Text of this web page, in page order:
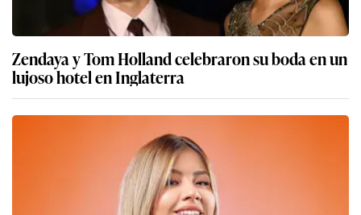
Zendaya y Tom Holland celebraron su boda en un
lujoso hotel en Inglaterra